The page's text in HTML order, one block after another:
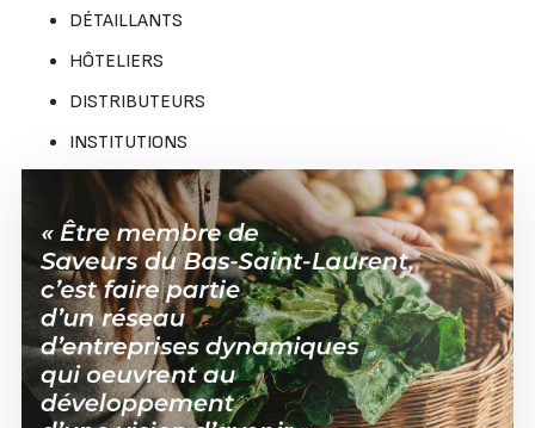
DÉTAILLANTS
HÔTELIERS
DISTRIBUTEURS
INSTITUTIONS